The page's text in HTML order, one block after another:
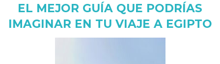
EL MEJOR GUÍA QUE PODRÍAS
IMAGINAR EN TU VIAJE A EGIPTO